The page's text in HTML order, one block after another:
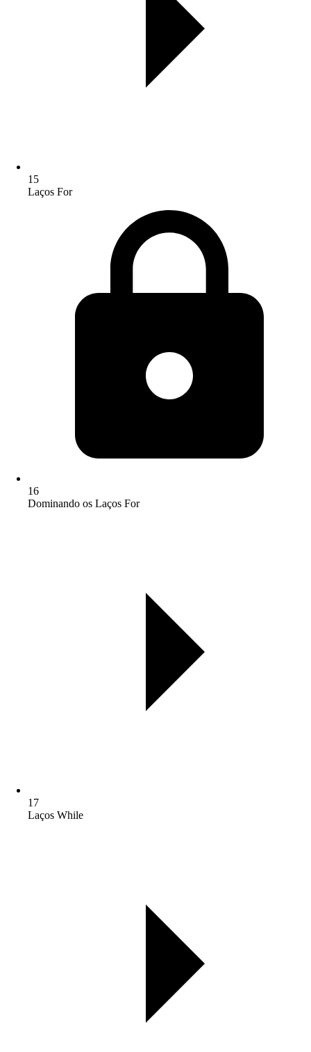
15
Laços For
16
Dominando os Laços For
17
Laços While